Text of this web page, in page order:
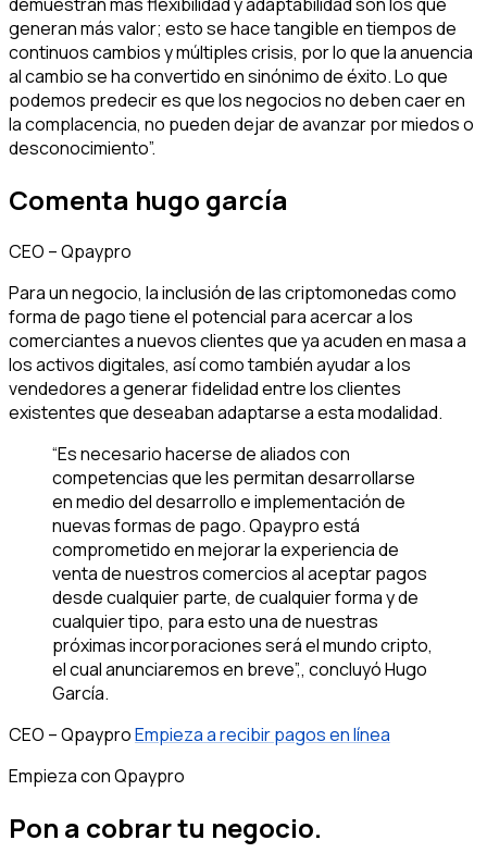
generan más valor; esto se hace tangible en tiempos de
continuos cambios y múltiples crisis, por lo que la anuencia
al cambio se ha convertido en sinónimo de éxito. Lo que
podemos predecir es que los negocios no deben caer en
la complacencia, no pueden dejar de avanzar por miedos o
desconocimiento”.
Comenta hugo garcía
CEO – Qpaypro
Para un negocio, la inclusión de las criptomonedas como
forma de pago tiene el potencial para acercar a los
comerciantes a nuevos clientes que ya acuden en masa a
los activos digitales, así como también ayudar a los
vendedores a generar fidelidad entre los clientes
existentes que deseaban adaptarse a esta modalidad.
“Es necesario hacerse de aliados con
competencias que les permitan desarrollarse
en medio del desarrollo e implementación de
nuevas formas de pago. Qpaypro está
comprometido en mejorar la experiencia de
venta de nuestros comercios al aceptar pagos
desde cualquier parte, de cualquier forma y de
cualquier tipo, para esto una de nuestras
próximas incorporaciones será el mundo cripto,
el cual anunciaremos en breve”,, concluyó Hugo
García.
CEO – QpayproEmpieza a recibir pagos en línea
Empieza con Qpaypro
Pon a cobrar tu negocio.